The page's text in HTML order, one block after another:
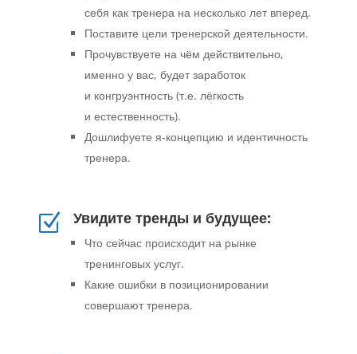
себя как тренера на несколько лет вперед.
Поставите цели тренерской деятельности.
Прочувствуете на чём действительно,
именно у вас, будет заработок
и конгруэнтность (т.е. лёгкость
и естественность).
Дошлифуете я-концепцию и идентичность
тренера.
Z Увидите тренды и будущее:
Что сейчас происходит на рынке
тренинговых услуг.
Какие ошибки в позиционировании
совершают тренера.